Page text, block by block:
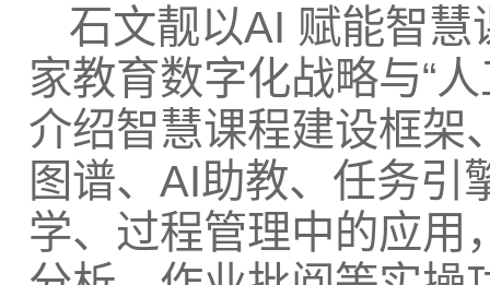
石文靓以AI 赋能智
家教育数字化战略与“
介绍智慧课程建设框架
图谱、AI助教、任务引
学、过程管理中的应用